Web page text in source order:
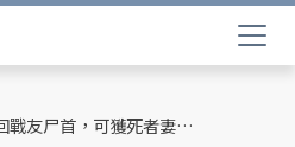
蒙古騎兵有一傳統規矩：若搶回戰友尸首，可獲死者妻妾和全部牲畜